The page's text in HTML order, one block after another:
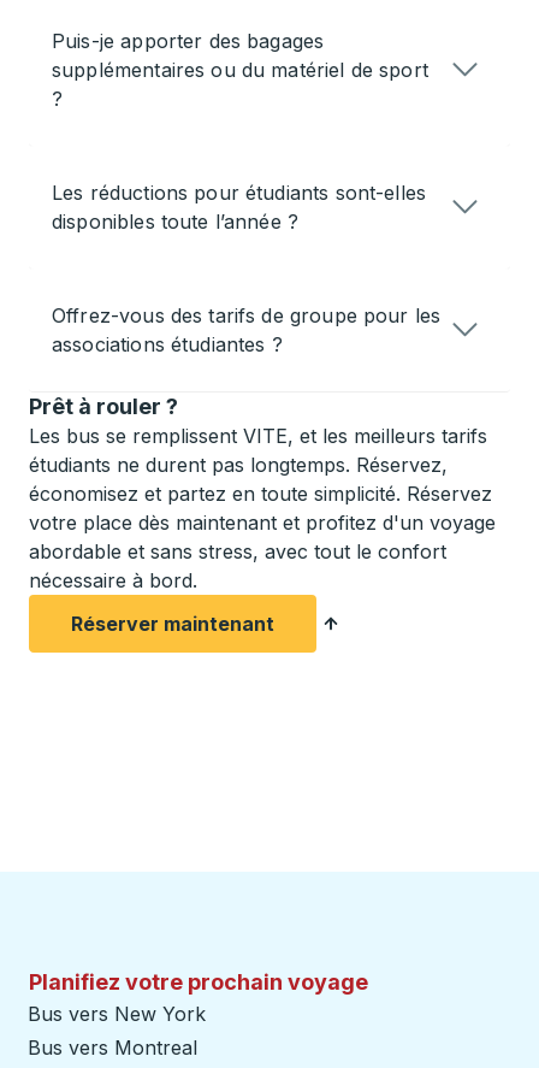
Puis-je apporter des bagages
supplémentaires ou du matériel de sport
?
Les réductions pour étudiants sont-elles
disponibles toute l’année ?
Offrez-vous des tarifs de groupe pour les
associations étudiantes ?
Prêt à rouler ?
Les bus se remplissent VITE, et les meilleurs tarifs
étudiants ne durent pas longtemps. Réservez,
économisez et partez en toute simplicité. Réservez
votre place dès maintenant et profitez d'un voyage
abordable et sans stress, avec tout le confort
nécessaire à bord.
Réserver maintenant
Planifiez votre prochain voyage
Bus vers New York
Bus vers Montreal